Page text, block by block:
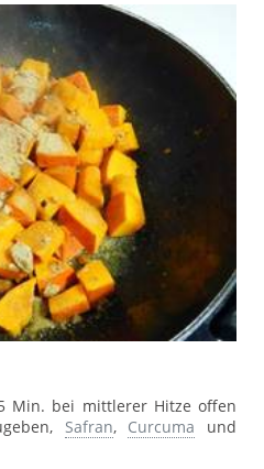
Min. bei mittlerer Hitze offen
Safran, Curcuma und